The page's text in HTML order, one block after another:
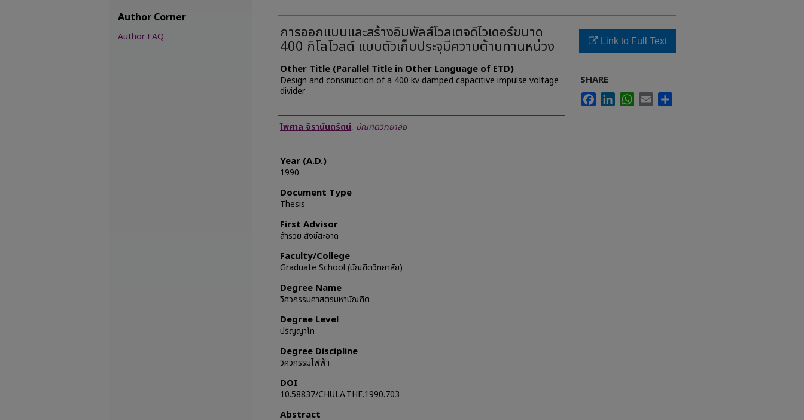
การออกแบบและสร้างอิมพัลส์โวลเตจดิไวเดอร์ขนาด
400 กิโลโวลต์ แบบตัวเก็บประจุมีความต้านทานหน่วง
Other Title (Parallel Title in Other Language of ETD)
Design and consiruction of a 400 kv damped capacitive impulse voltage
divider
Author
ไพศาล จิรานันตรัตน์, บัณฑิตวิทยาลัย
Year (A.D.)
1990
Document Type
Thesis
First Advisor
สำรวย สังข์สะอาด
Faculty/College
Graduate School (บัณฑิตวิทยาลัย)
Degree Name
วิศวกรรมศาสตรมหาบัณฑิต
Degree Level
ปริญญาโท
Degree Discipline
วิศวกรรมไฟฟ้า
DOI
10.58837/CHULA.THE.1990.703
Abstract
Link to Full Text
SHARE
FacebookLinkedInWhatsApp
Email
Author Corner
Author FAQ